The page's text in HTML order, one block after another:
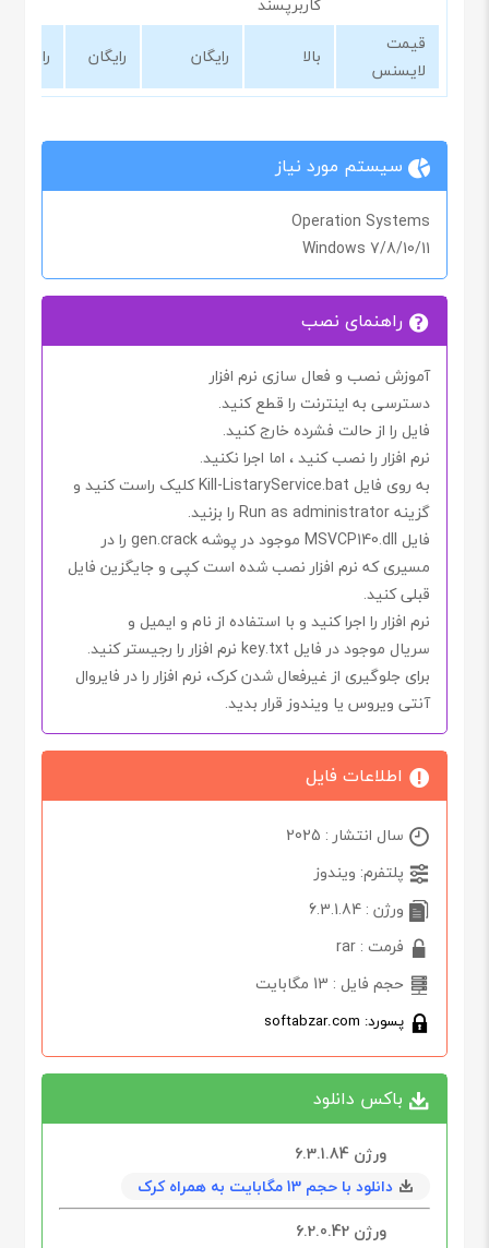
قیمت
لایسنس
بالا رایگان رایگان رایگان
سیستم مورد نیاز
Operation Systems
Windows 7/8/10/11
راهنمای نصب
آموزش نصب و فعال سازی نرم افزار
دسترسی به اینترنت را قطع کنید.
فایل را از حالت فشرده خارج کنید.
نرم افزار را نصب کنید ، اما اجرا نکنید.
به روی فایل Kill-ListaryService.batکلیک راست کنید و
گزینهRun as administrator را بزنید.
فایل MSVCP140.dll موجود در پوشهgen.crack را در
مسیری که نرم افزار نصب شده است کپی و جایگزین فایل
قبلی کنید.
نرم افزار را اجرا کنید و با استفاده از نام و ایمیل و
سریال موجود در فایل key.txt نرم افزار را رجیستر کنید.
برای جلوگیری از غیرفعال شدنکرک، نرم افزار را در فایروال
آنتی ویروس یا ویندوز قرار بدید.
اطلاعات فایل
سال انتشار : 2025
پلتفرم: ویندوز
ورژن : 6.3.1.84
فرمت : rar
حجم فایل : 13 مگابایت
پسورد: softabzar.com
باکس دانلود
ورژن 6.3.1.84
دانلود با حجم 13 مگابايت به همراه کرک
ورژن 6.2.0.42